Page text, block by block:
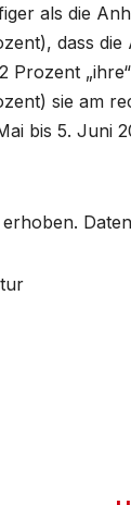
als die
dass die
Prozent
sie am
bis 5. Juni